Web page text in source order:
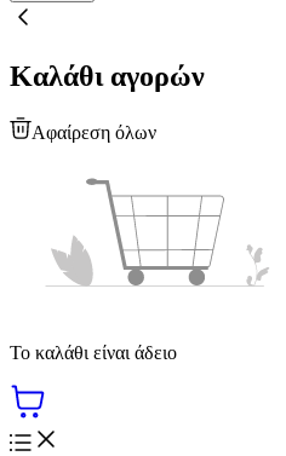
Καλάθι αγορών
Αφαίρεση όλων
Το καλάθι είναι άδειο